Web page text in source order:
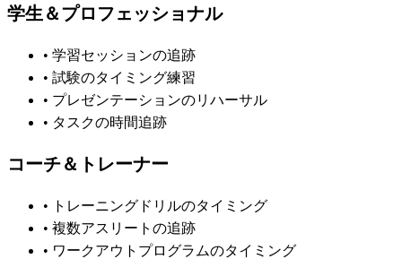
学生＆プロフェッショナル
• 学習セッションの追跡
• 試験のタイミング練習
• プレゼンテーションのリハーサル
• タスクの時間追跡
コーチ＆トレーナー
• トレーニングドリルのタイミング
• 複数アスリートの追跡
• ワークアウトプログラムのタイミング